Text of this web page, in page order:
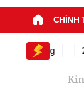
CHÍNH
23/